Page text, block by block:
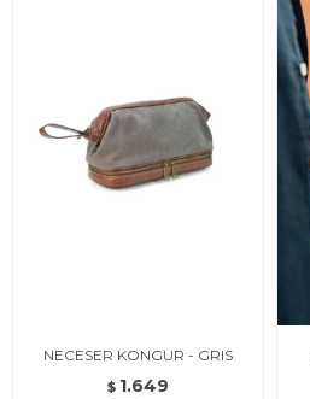
NECESER KONGUR - GRIS
$ 1.649